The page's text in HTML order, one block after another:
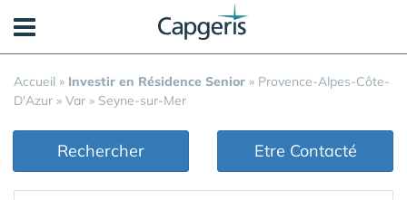
Accueil » Investir en Résidence Senior » Provence-Alpes-Côte-
D'Azur » Var » Seyne-sur-Mer
Rechercher Etre Contacté